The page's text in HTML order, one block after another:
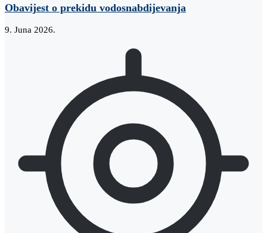
Obavijest o prekidu vodosnabdijevanja
9. Juna 2026.